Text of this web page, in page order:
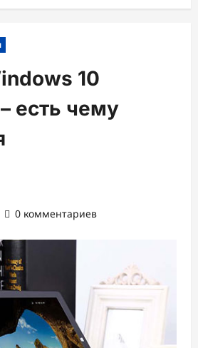
10
есть чему
0 комментариев